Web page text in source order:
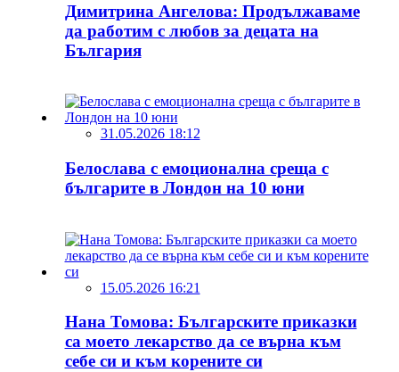
Димитрина Ангелова: Продължаваме
да работим с любов за децата на
България
31.05.2026 18:12
Белослава с емоционална среща с
българите в Лондон на 10 юни
15.05.2026 16:21
Нана Томова: Българските приказки
са моето лекарство да се върна към
себе си и към корените си